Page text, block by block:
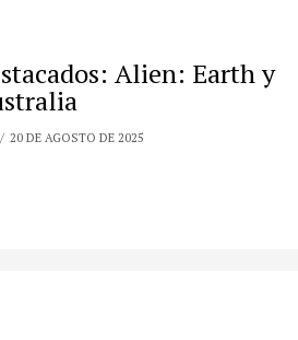
Alien: Earth y
20 DE AGOSTO DE 2025